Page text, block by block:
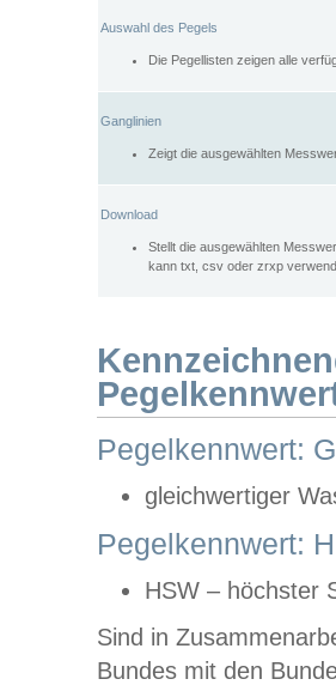
Auswahl des Pegels
Die Pegellisten zeigen alle
Ganglinien
Zeigt die ausgewählten
Download
Stellt die ausgewählten
kann txt, csv oder zrxp
Pegelkennwert:
gleichwertiger
Pegelkennwert:
HSW – höchster
Sind in
Bundes mit den